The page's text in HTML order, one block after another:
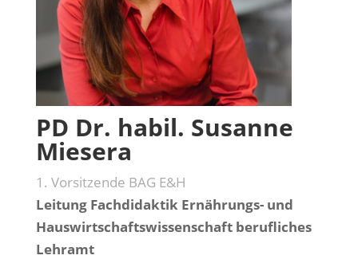
PD Dr. habil. Susanne
Miesera
1. Vorsitzende BAG E&H
Leitung Fachdidaktik Ernährungs- und
Hauswirtschaftswissenschaft berufliches
Lehramt